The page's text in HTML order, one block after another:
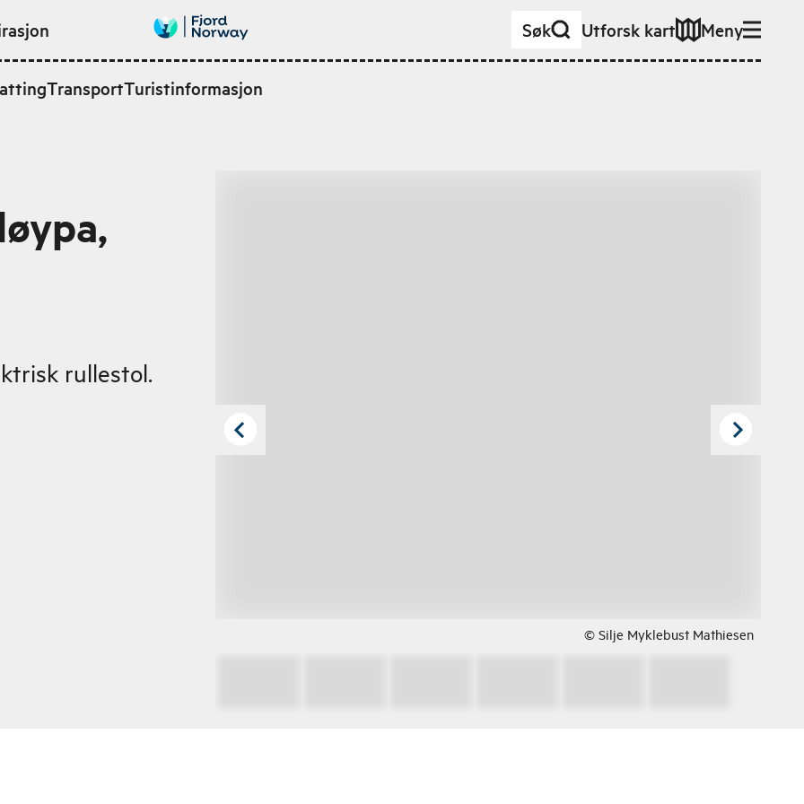
TransportTuristinformasjon
Søk Utforsk kart Meny
rullestol.
© Silje Myklebust Mathiesen